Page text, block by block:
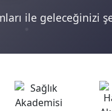
ile geleceğinizi